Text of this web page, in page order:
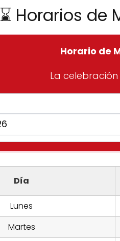
⌛ Horarios de
Horario de
La
Día
Lunes
Martes